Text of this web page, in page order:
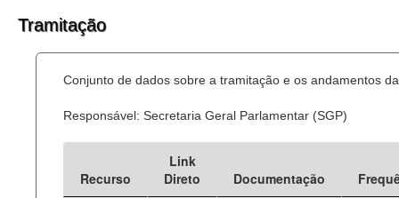
Tramitação
Conjunto de dados sobre a tramitação e os andamentos
Responsável: Secretaria Geral Parlamentar (SGP)
Recurso
Link
Direto
Documentação